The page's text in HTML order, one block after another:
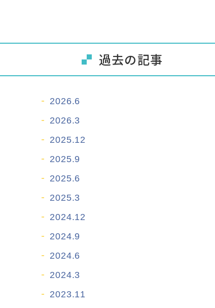
過去の記事
2026.6
2026.3
2025.12
2025.9
2025.6
2025.3
2024.12
2024.9
2024.6
2024.3
2023.11